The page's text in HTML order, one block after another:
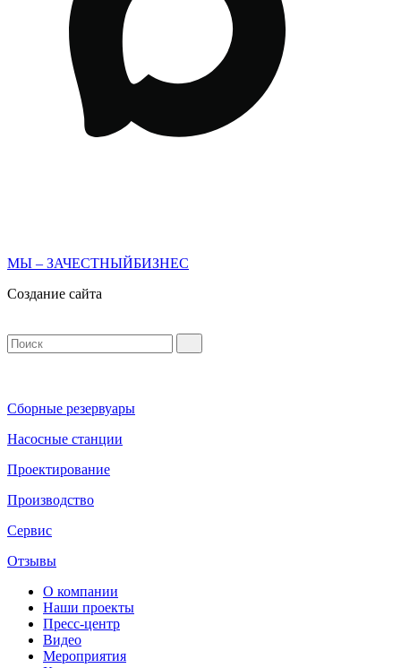
МЫ – ЗАЧЕСТНЫЙБИЗНЕС
Создание сайта
Сборные резервуары
Насосные станции
Проектирование
Производство
Сервис
Отзывы
О компании
Наши проекты
Пресс-центр
Видео
Мероприятия